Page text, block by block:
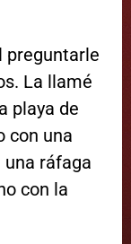
preguntarle
La llamé
playa de
con una
una ráfaga
con la